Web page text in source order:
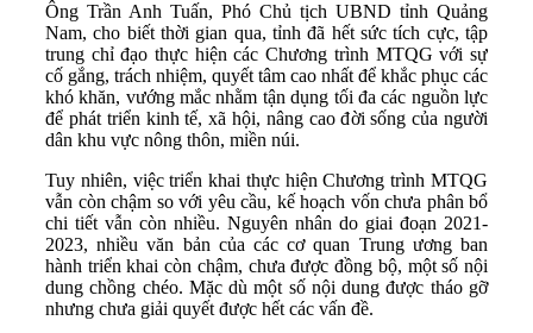
Ông Trần Anh Tuấn, Phó Chủ tịch UBND tỉnh Quảng
Nam, cho biết thời gian qua, tỉnh đã hết sức tích cực, tập
trung chỉ đạo thực hiện các Chương trình MTQG với sự
cố gắng, trách nhiệm, quyết tâm cao nhất để khắc phục các
khó khăn, vướng mắc nhằm tận dụng tối đa các nguồn lực
để phát triển kinh tế, xã hội, nâng cao đời sống của người
dân khu vực nông thôn, miền núi.
Tuy nhiên, việc triển khai thực hiện Chương trình MTQG
vẫn còn chậm so với yêu cầu, kế hoạch vốn chưa phân bổ
chi tiết vẫn còn nhiều. Nguyên nhân do giai đoạn 2021-
2023, nhiều văn bản của các cơ quan Trung ương ban
hành triển khai còn chậm, chưa được đồng bộ, một số nội
dung chồng chéo. Mặc dù một số nội dung được tháo gỡ
nhưng chưa giải quyết được hết các vấn đề.